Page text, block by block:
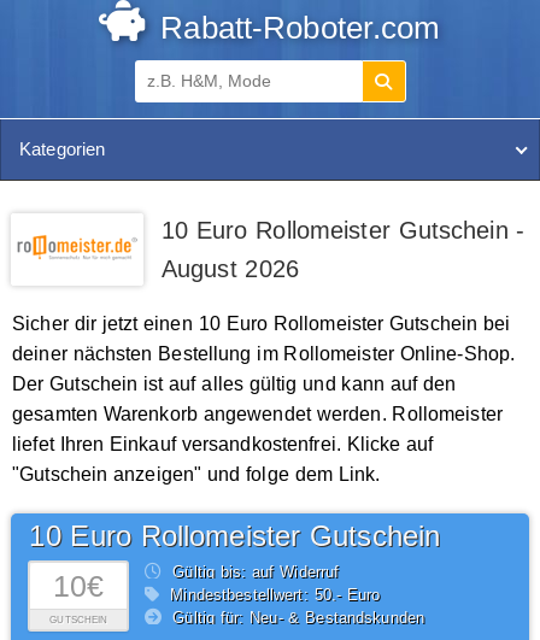
Rabatt-Roboter.com
Kategorien
10 Euro Rollomeister Gutschein -
August 2026
Sicher dir jetzt einen 10 Euro Rollomeister Gutschein bei
deiner nächsten Bestellung im Rollomeister Online-Shop.
Der Gutschein ist auf alles gültig und kann auf den
gesamten Warenkorb angewendet werden. Rollomeister
liefet Ihren Einkauf versandkostenfrei. Klicke auf
"Gutschein anzeigen" und folge dem Link.
10€
GUTSCHEIN
10 Euro Rollomeister Gutschein
Gültig bis: auf Widerruf
Mindestbestellwert: 50,- Euro
Gültig für: Neu- & Bestandskunden